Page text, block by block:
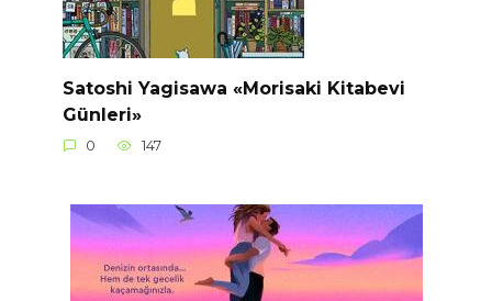
Satoshi Yagisawa «Morisaki Kitabevi
Günleri»
0 147